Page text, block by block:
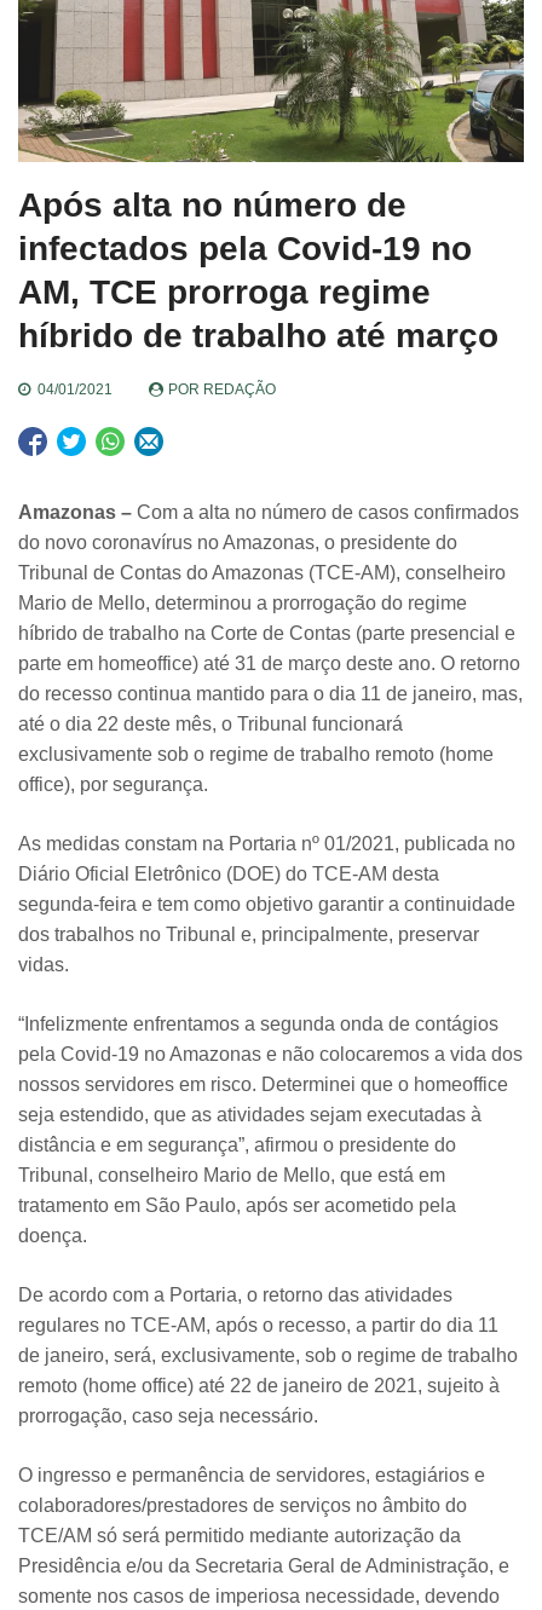
Após alta no número de
infectados pela Covid-19 no
AM, TCE prorroga regime
híbrido de trabalho até março
04/01/2021 POR REDAÇÃO
Amazonas – Com a alta no número de casos confirmados
do novo coronavírus no Amazonas, o presidente do
Tribunal de Contas do Amazonas (TCE-AM), conselheiro
Mario de Mello, determinou a prorrogação do regime
híbrido de trabalho na Corte de Contas (parte presencial e
parte em homeoffice) até 31 de março deste ano. O retorno
do recesso continua mantido para o dia 11 de janeiro, mas,
até o dia 22 deste mês, o Tribunal funcionará
exclusivamente sob o regime de trabalho remoto (home
office), por segurança.
As medidas constam na Portaria nº 01/2021, publicada no
Diário Oficial Eletrônico (DOE) do TCE-AM desta
segunda-feira e tem como objetivo garantir a continuidade
dos trabalhos no Tribunal e, principalmente, preservar
vidas.
“Infelizmente enfrentamos a segunda onda de contágios
pela Covid-19 no Amazonas e não colocaremos a vida dos
nossos servidores em risco. Determinei que o homeoffice
seja estendido, que as atividades sejam executadas à
distância e em segurança”, afirmou o presidente do
Tribunal, conselheiro Mario de Mello, que está em
tratamento em São Paulo, após ser acometido pela
doença.
De acordo com a Portaria, o retorno das atividades
regulares no TCE-AM, após o recesso, a partir do dia 11
de janeiro, será, exclusivamente, sob o regime de trabalho
remoto (home office) até 22 de janeiro de 2021, sujeito à
prorrogação, caso seja necessário.
O ingresso e permanência de servidores, estagiários e
colaboradores/prestadores de serviços no âmbito do
TCE/AM só será permitido mediante autorização da
Presidência e/ou da Secretaria Geral de Administração, e
somente nos casos de imperiosa necessidade, devendo